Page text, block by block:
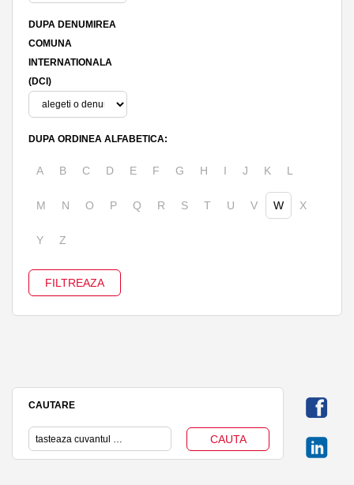
DUPA DENUMIREA
COMUNA
INTERNATIONALA
(DCI)
DUPA ORDINEA ALFABETICA:
A B C D E F G H I J K L
M N O P Q R S T U V W X
Y Z
CAUTARE